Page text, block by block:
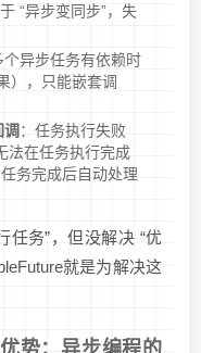
“异步变同步”，失
个异步任务有依赖时
），只能嵌套调
：任务执行失败
法在任务执行完成
务完成后自动处理
任务”，但没解决 “优
就是为解决这
势：异步编程的